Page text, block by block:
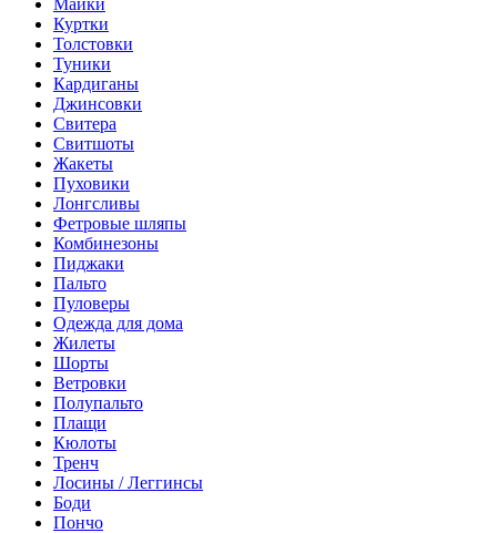
Майки
Куртки
Толстовки
Туники
Кардиганы
Джинсовки
Свитера
Свитшоты
Жакеты
Пуховики
Лонгсливы
Фетровые шляпы
Комбинезоны
Пиджаки
Пальто
Пуловеры
Одежда для дома
Жилеты
Шорты
Ветровки
Полупальто
Плащи
Кюлоты
Тренч
Лосины / Леггинсы
Боди
Пончо